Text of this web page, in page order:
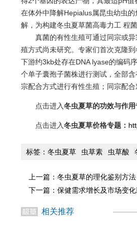
在体外中降解Hepialus属昆虫幼虫
解，为构建冬虫夏草菌高毒力工 程
真菌的有性生殖可通过同宗或
殖方式尚未研究。专家们首次克隆
下游约3kb处存在DNA lyase的编码
个单子囊孢子菌株进行测试，全部
宗配合方式进行有性生殖；同宗配
点击进入冬虫夏草的功效与作用
点击进入冬虫夏草价格专题：
标签： 冬虫夏草 虫草素 虫草酸
上一篇： 冬虫夏草的理化鉴别方法
下一篇： 保健需求增长及市场变
相关推荐